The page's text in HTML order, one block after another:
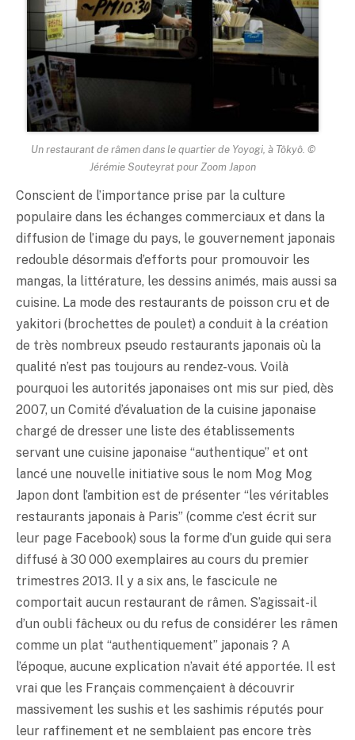
Un restaurant de râmen dans le quartier de Yoyogi, à Tôkyô. ©
Jérémie Souteyrat pour Zoom Japon
Conscient de l’importance prise par la culture
populaire dans les échanges commerciaux et dans la
diffusion de l’image du pays, le gouvernement japonais
redouble désormais d’efforts pour promouvoir les
mangas, la littérature, les dessins animés, mais aussi sa
cuisine. La mode des restaurants de poisson cru et de
yakitori (brochettes de poulet) a conduit à la création
de très nombreux pseudo restaurants japonais où la
qualité n’est pas toujours au rendez-vous. Voilà
pourquoi les autorités japonaises ont mis sur pied, dès
2007, un Comité d’évaluation de la cuisine japonaise
chargé de dresser une liste des établissements
servant une cuisine japonaise “authentique” et ont
lancé une nouvelle initiative sous le nom Mog Mog
Japon dont l’ambition est de présenter “les véritables
restaurants japonais à Paris” (comme c’est écrit sur
leur page Facebook) sous la forme d’un guide qui sera
diffusé à 30 000 exemplaires au cours du premier
trimestres 2013. Il y a six ans, le fascicule ne
comportait aucun restaurant de râmen. S’agissait-il
d’un oubli fâcheux ou du refus de considérer les râmen
comme un plat “authentiquement” japonais ? A
l’époque, aucune explication n’avait été apportée. Il est
vrai que les Français commençaient à découvrir
massivement les sushis et les sashimis réputés pour
leur raffinement et ne semblaient pas encore très